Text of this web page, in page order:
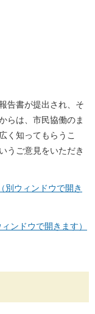
告書が提出され、そ
らは、市民協働のま
く知ってもらうこ
うご意見をいただき
別ウィンドウで開き
ンドウで開きます）